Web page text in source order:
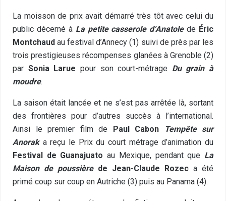
La moisson de prix avait démarré très tôt avec celui du
public décerné à La petite casserole d’Anatolede Éric
Montchaud au festival d’Annecy (1) suivi de près par les
trois prestigieuses récompenses glanées à Grenoble (2)
par Sonia Larue pour son court-métrage Du grain à
moudre.
La saison était lancée et ne s’est pas arrêtée là, sortant
des frontières pour d’autres succès à l’international.
Ainsi le premier film de Paul Cabon
Tempête sur
Anoraka reçu le Prix du court métrage d’animation du
Festival de Guanajuato au Mexique, pendant que La
Maison de poussièrede Jean-Claude Rozec a été
primé coup sur coup en Autriche (3) puis au Panama (4).